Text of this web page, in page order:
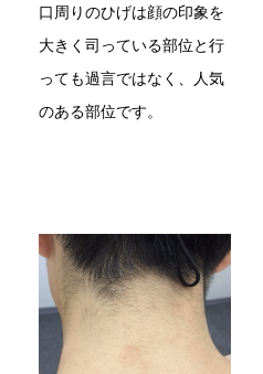
口周りのひげは顔の印象を
大きく司っている部位と行
っても過言ではなく、人気
のある部位です。